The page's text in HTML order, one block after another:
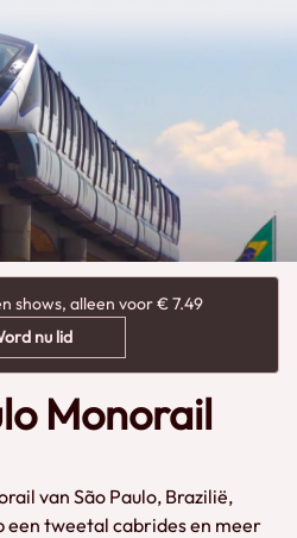
shows, alleen voor € 7.49
nu lid
Monorail
van São Paulo, Brazilië,
een tweetal cabrides en meer